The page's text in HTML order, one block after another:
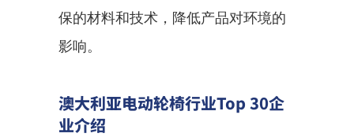
保的材料和技术，降低产品对环境的
影响。
澳大利亚电动轮椅行业Top 30企
业介绍